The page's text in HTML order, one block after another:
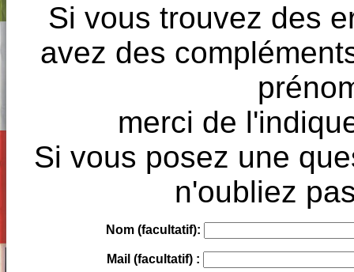
Si vous trouvez des
avez des
merci de
Si vous posez une
n'oubliez
Nom (facultatif):
Mail (facultatif) :